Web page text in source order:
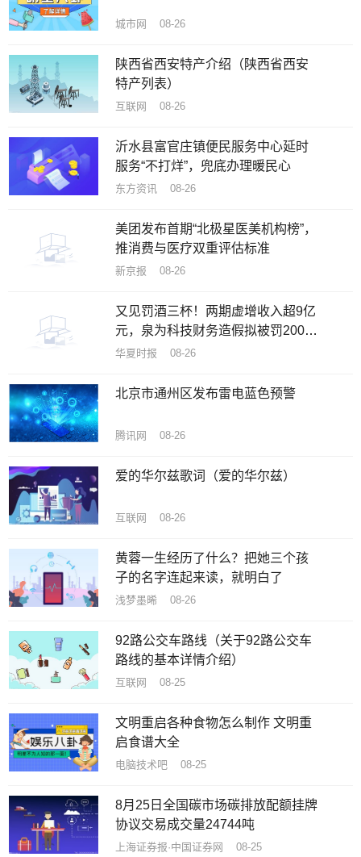
城市网 08-26
陕西省西安特产介绍（陕西省西安
特产列表）
互联网 08-26
沂水县富官庄镇便民服务中心延时
服务“不打烊”，兜底办理暖民心
东方资讯 08-26
美团发布首期“北极星医美机构榜”，
推消费与医疗双重评估标准
新京报 08-26
又见罚酒三杯！两期虚增收入超9亿
元，泉为科技财务造假拟被罚200万
元
华夏时报 08-26
北京市通州区发布雷电蓝色预警
腾讯网 08-26
爱的华尔兹歌词（爱的华尔兹）
互联网 08-26
黄蓉一生经历了什么？把她三个孩
子的名字连起来读，就明白了
浅梦墨晞 08-26
92路公交车路线（关于92路公交车
路线的基本详情介绍）
互联网 08-25
文明重启各种食物怎么制作 文明重
启食谱大全
电脑技术吧 08-25
8月25日全国碳市场碳排放配额挂牌
协议交易成交量24744吨
上海证券报·中国证券网 08-25